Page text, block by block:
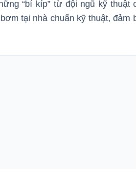
“bí kíp” từ đội ngũ kỹ thuật
tại nhà chuẩn kỹ thuật, đảm